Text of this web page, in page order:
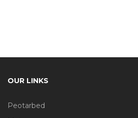
OUR LINKS
Peotarbed